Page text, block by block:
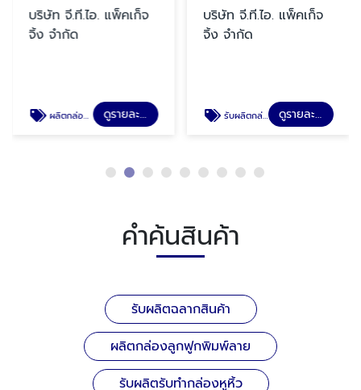
บริษัท จี.ที.ไอ. แพ็คเก็จ
จิ้ง จำกัด
ผลิตกล่องลูกฟูกพิมพ์ลาย ดูรายละเอียด
บริษัท จี.ที.ไอ. แพ็คเก็จ
จิ้ง จำกัด
รับผลิตกล่องกระดาษเจาะหน้าต่าง ดูรายละเอียด
คำค้นสินค้า
รับผลิตฉลากสินค้า
ผลิตกล่องลูกฟูกพิมพ์ลาย
รับผลิตรับทำกล่องหูหิ้ว